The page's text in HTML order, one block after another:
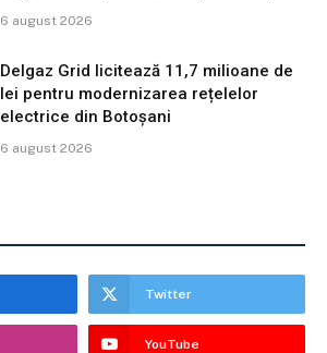
6 august 2026
Delgaz Grid licitează 11,7 milioane de
lei pentru modernizarea rețelelor
electrice din Botoșani
6 august 2026
Twitter
YouTube